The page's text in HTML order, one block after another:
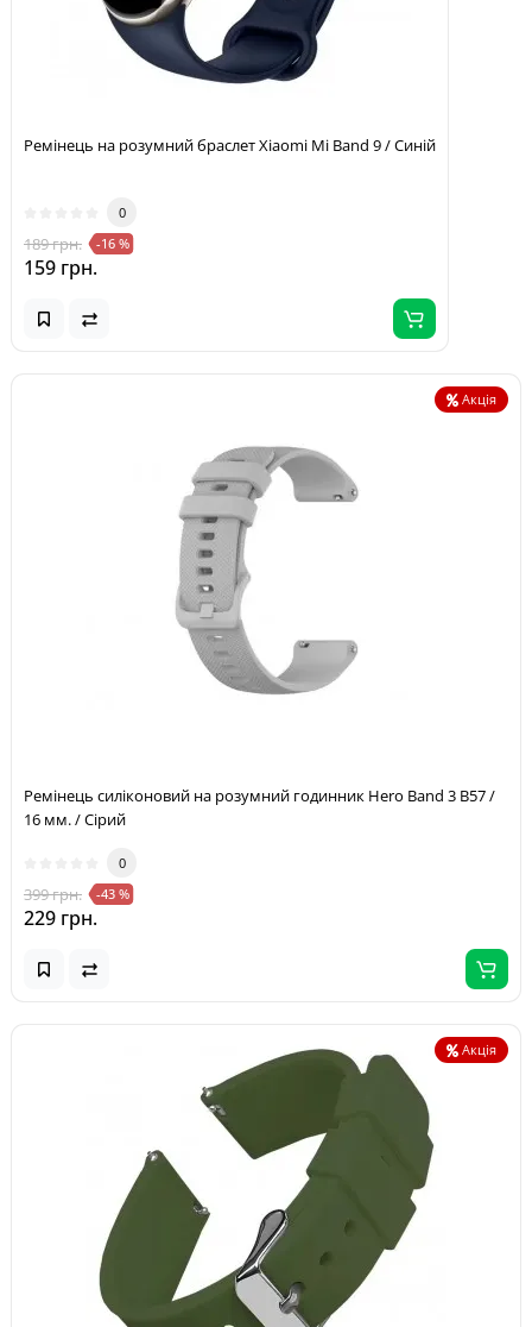
Ремінець на розумний браслет Xiaomi Mi Band 9 / Синій
0
189 грн. -16 %
159 грн.
Акція
Ремінець силіконовий на розумний годинник Hero Band 3 B57 /
16 мм. / Сірий
0
399 грн. -43 %
229 грн.
Акція